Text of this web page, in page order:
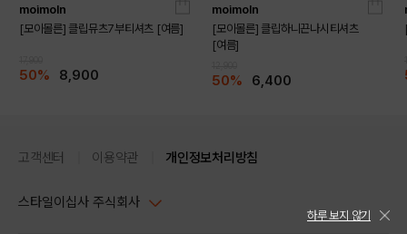
moimoln
[모이몰른] 클립뮤츠7부티셔츠 [여름]
50% 8,900
moimoln
[모이몰른] 클립하니끈나시티셔츠
[여름]
50% 6,400
고객센터 이용약관 개인정보처리방침
스타일이십사 주식회사
하루 보지 않기